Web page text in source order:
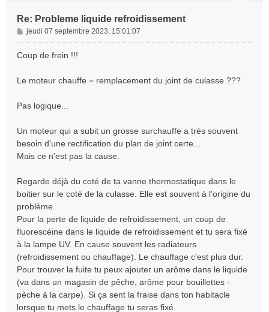
Re: Probleme liquide refroidissement
M
e
s
g
jeudi 07 septembre 2023, 15:01:07
Coup de frein !!!
Le moteur chauffe = remplacement du joint de culasse ???
Pas logique...
Un moteur qui a subit un grosse surchauffe a très souvent
besoin d'une rectification du plan de joint certe...
Mais ce n'est pas la cause.
Regarde déjà du coté de ta vanne thermostatique dans le
boitier sur le coté de la culasse. Elle est souvent à l'origine du
problème.
Pour la perte de liquide de refroidissement, un coup de
fluorescéine dans le liquide de refroidissement et tu sera fixé
à la lampe UV. En cause souvent les radiateurs
(refroidissement ou chauffage). Le chauffage c'est plus dur.
Pour trouver la fuite tu peux ajouter un arôme dans le liquide
(va dans un magasin de pêche, arôme pour bouillettes -
pèche à la carpe). Si ça sent la fraise dans ton habitacle
lorsque tu mets le chauffage tu seras fixé.